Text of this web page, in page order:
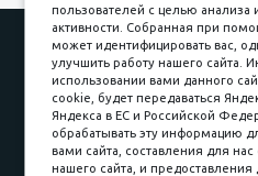
Наши работы
Доставка и сборка
Карьера в компании
Принимаем
пользователей с целью анализа
активности. Собранная при
может идентифицировать вас,
улучшить работу нашего сайта.
использовании вами данного
cookie, будет передаваться
Яндекса в ЕС и Российской
обрабатывать эту информацию
вами сайта, составления для нас
нашего сайта, и предоставления